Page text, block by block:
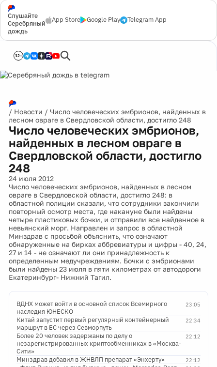
Слушайте
Серебряный
дождь
App Store Google Play Telegram App
12+
/ Новости / Число человеческих эмбрионов, найденных в
лесном овраге в Свердловской области, достигло 248
Число человеческих эмбрионов,
найденных в лесном овраге в
Свердловской области, достигло
248
24 июля 2012
Число человеческих эмбрионов, найденных в лесном
овраге в Свердловской области, достигло 248: в
областной полиции сказали, что сотрудники закончили
повторный осмотр места, где накануне были найдены
четыре пластиковых бочки, и отправили все найденное в
невьянский морг. Направлен и запрос в областной
Минздрав с просьбой объяснить, что означают
обнаруженные на бирках аббревиатуры и цифры - 40, 24,
27 и 14 - не означают ли они принадлежность к
определенным медучреждениям. Бочки с эмбрионами
были найдены 23 июля в пяти километрах от автодороги
Екатеринбург- Нижний Тагил.
23:05
ВДНХ может войти в основной список Всемирного
наследия ЮНЕСКО
22:34
Китай запустит первый регулярный контейнерный
маршрут в ЕС через Севморпуть
22:12
Более 20 человек задержаны по делу о
незарегистрированных криптообменниках в «Москва-
Сити»
22:12
Минздрав добавил в ЖНВЛП препарат «Энхерту»